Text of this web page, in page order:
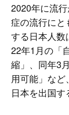
2020年に流
症の流行にと
する日本人数
22年1月の「
縮」、同年3
用可能」な
日本を出国す